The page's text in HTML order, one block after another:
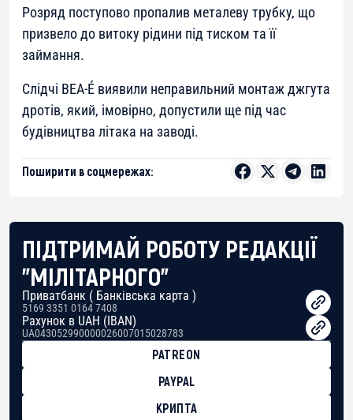
Розряд поступово пропалив металеву трубку, що
призвело до витоку рідини під тиском та її
займання.
Слідчі BEA-É виявили неправильний монтаж джгута
дротів, який, імовірно, допустили ще під час
будівництва літака на заводі.
Поширити в соцмережах:
ПІДТРИМАЙ РОБОТУ РЕДАКЦІЇ
"МІЛІТАРНОГО"
Приватбанк ( Банківська карта )
5169 3351 0164 7408
Рахунок в UAH (IBAN)
UA043052990000026007015028783
PATREON
PAYPAL
КРИПТА